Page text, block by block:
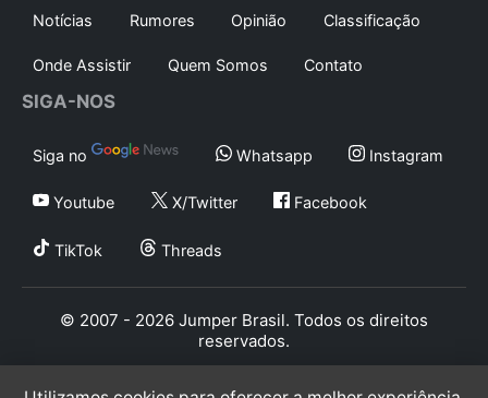
Notícias Rumores Opinião Classificação
Onde Assistir Quem Somos Contato
SIGA-NOS
Siga no Whatsapp Instagram
Youtube X/Twitter Facebook
TikTok Threads
© 2007 - 2026 Jumper Brasil. Todos os direitos
reservados.